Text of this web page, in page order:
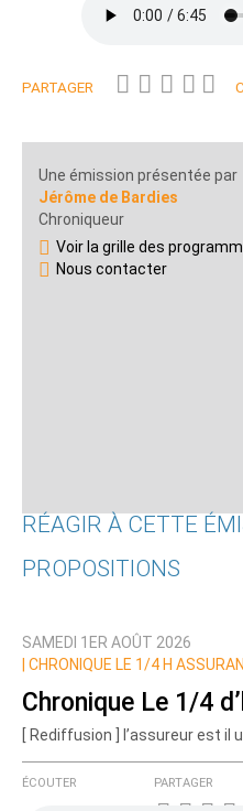
PARTAGER
Une émission présentée par
Jérôme de Bardies
Chroniqueur
Voir la grille des
Nous contacter
RÉAGIR À CETTE
Nom
Courriel (non publié)
PROPOSITIONS
SAMEDI 1ER AOÛT 2026
CHRONIQUE LE 1/4 H
Chronique Le 1/4
[ Rediffusion ] l’assureur est il
ÉCOUTER PARTAGER